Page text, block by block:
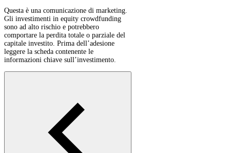
Questa è una comunicazione di marketing.
Gli investimenti in equity crowdfunding
sono ad alto rischio e potrebbero
comportare la perdita totale o parziale del
capitale investito. Prima dell’adesione
leggere la scheda contenente le
informazioni chiave sull’investimento.